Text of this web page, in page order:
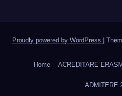
Proudly powered by WordPress
Home ACREDITARE
ADMITERE